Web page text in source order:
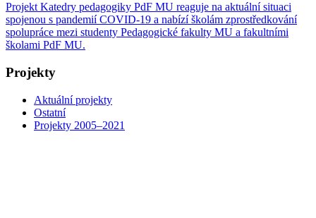
Projekt Katedry pedagogiky PdF MU reaguje na aktuální situaci
spojenou s pandemií COVID-19 a nabízí školám zprostředkování
spolupráce mezi studenty Pedagogické fakulty MU a fakultními
školami PdF MU.
Projekty
Aktuální projekty
Ostatní
Projekty 2005–2021